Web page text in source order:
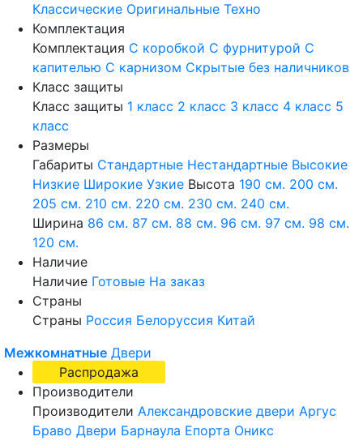
Классические Оригинальные Техно
Комплектация
Комплектация С коробкой С фурнитурой С
капителью С карнизом Скрытые без наличников
Класс защиты
Класс защиты 1 класс 2 класс 3 класс 4 класс 5
класс
Размеры
Габариты Стандартные Нестандартные Высокие
Низкие Широкие Узкие Высота 190 см. 200 см.
205 см. 210 см. 220 см. 230 см. 240 см.
Ширина 86 см. 87 см. 88 см. 96 см. 97 см. 98 см.
120 см.
Наличие
Наличие Готовые На заказ
Страны
Страны Россия Белоруссия Китай
Межкомнатные Двери
Распродажа
Производители
Производители Александровские двери Аргус
Браво Двери Барнаула Епорта Оникс